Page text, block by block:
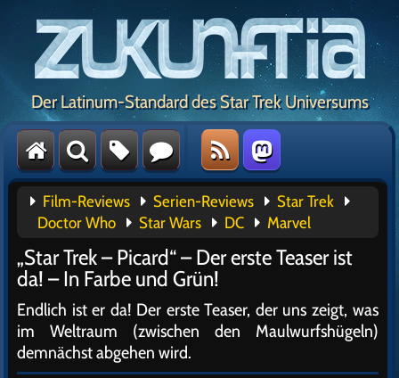
Der Latinum-Standard des Star Trek Universums
Film-Reviews Serien-Reviews
Star Trek
Doctor Who
Star Wars DC Marvel
„Star Trek – Picard“ – Der erste Teaser ist
da! – In Farbe und Grün!
Endlich ist er da! Der erste Teaser, der uns zeigt, was
im Weltraum (zwischen den Maulwurfshügeln)
demnächst abgehen wird.